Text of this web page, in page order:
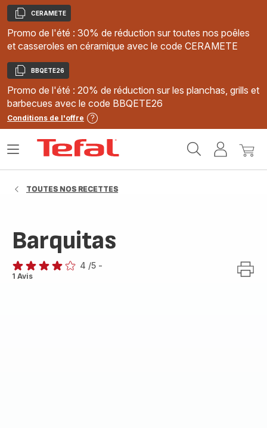
Copier
CERAMETE
Promo de l'été : 30% de réduction sur toutes nos poêles
et casseroles en céramique avec le code CERAMETE
Copier
BBQETE26
Promo de l'été : 20% de réduction sur les planchas, grills et
barbecues avec le code BBQETE26
Conditions de l'offre
MonMon
Ouvrir
TOUTES NOS RECETTES
Barquitas
Avis
4 /5 -
1 Avis